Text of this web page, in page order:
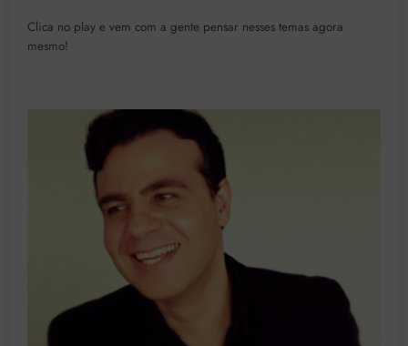
Clica no play e vem com a gente pensar nesses temas agora
mesmo!